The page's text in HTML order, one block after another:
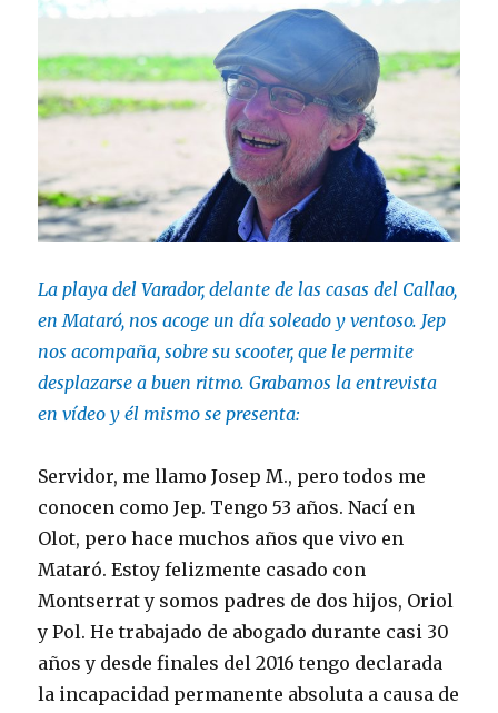
La playa del Varador, delante de las casas del Callao,
en Mataró, nos acoge un día soleado y ventoso. Jep
nos acompaña, sobre su scooter, que le permite
desplazarse a buen ritmo. Grabamos la entrevista
en vídeo y él mismo se presenta:
Servidor, me llamo Josep M., pero todos me
conocen como Jep. Tengo 53 años. Nací en
Olot, pero hace muchos años que vivo en
Mataró. Estoy felizmente casado con
Montserrat y somos padres de dos hijos, Oriol
y Pol. He trabajado de abogado durante casi 30
años y desde finales del 2016 tengo declarada
la incapacidad permanente absoluta a causa de